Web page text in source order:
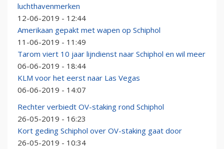
luchthavenmerken
12-06-2019 - 12:44
Amerikaan gepakt met wapen op Schiphol
11-06-2019 - 11:49
Tarom viert 10 jaar lijndienst naar Schiphol en wil meer
06-06-2019 - 18:44
KLM voor het eerst naar Las Vegas
06-06-2019 - 14:07
Rechter verbiedt OV-staking rond Schiphol
26-05-2019 - 16:23
Kort geding Schiphol over OV-staking gaat door
26-05-2019 - 10:34